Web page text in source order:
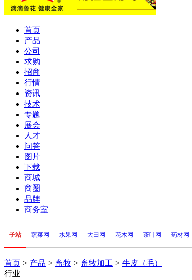
首页
产品
公司
求购
招商
行情
资讯
技术
专题
展会
人才
问答
图片
下载
商城
商圈
品牌
商务室
子站 蔬菜网 水果网 大田网 花木网 茶叶网 药材网
首页 > 产品 > 畜牧 > 畜牧加工 > 牛皮（毛）
行业